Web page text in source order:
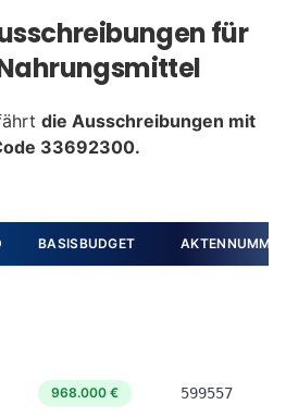
für
die Ausschreibungen mit
33692300.
BASISBUDGET
968.000 € 599557